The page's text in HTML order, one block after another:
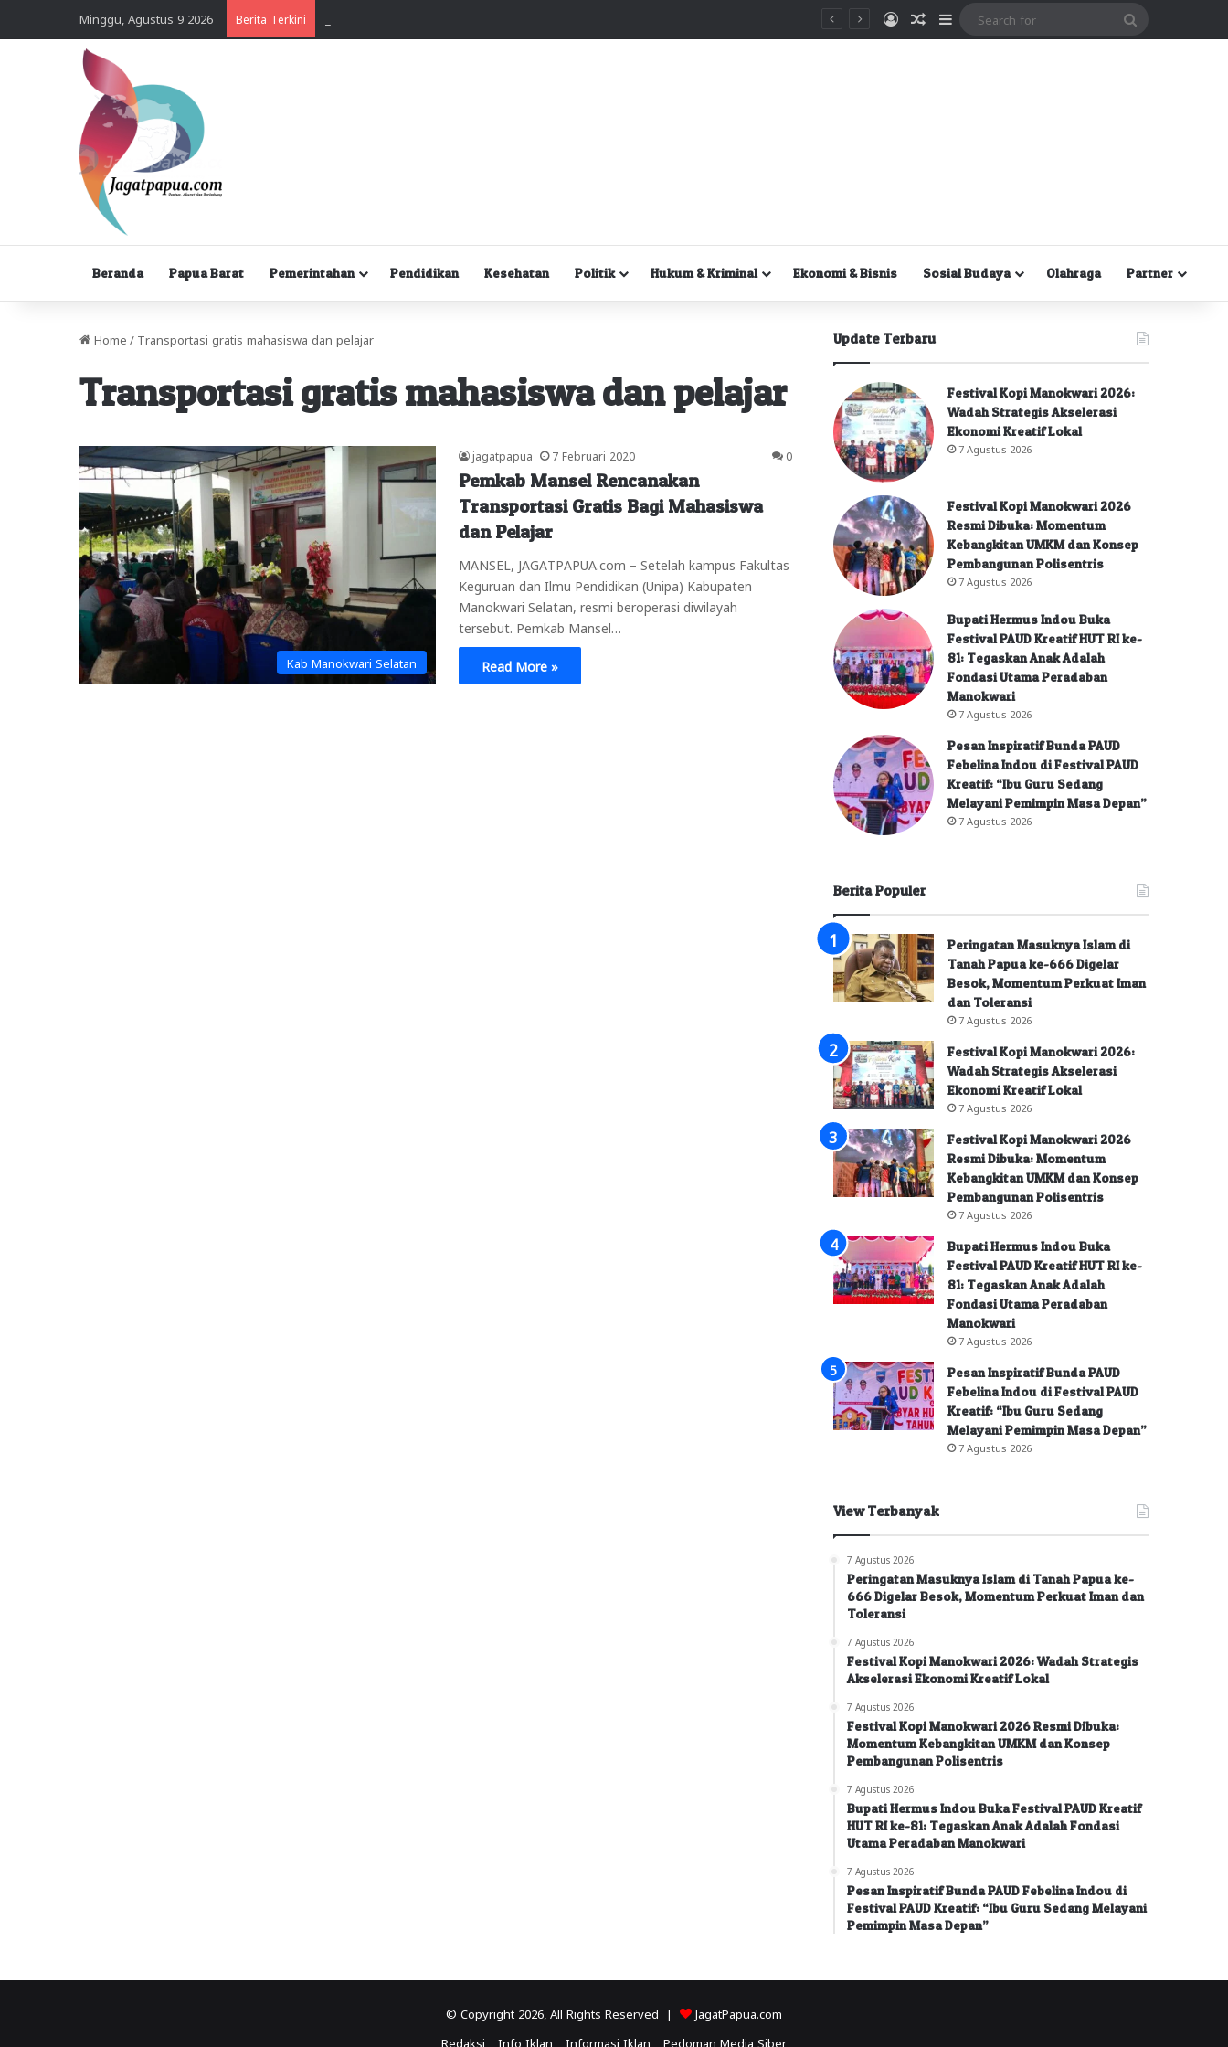
Minggu, Agustus 9 2026 Berita Terkini MasukRandom Article
Sidebar
Beranda Papua Barat Pemerintahan Pendidikan Kesehatan Politik Hukum & Kriminal Ekonomi & Bisnis Sosial Budaya Olahraga Partner
Home / Transportasi gratis mahasiswa dan pelajar
Transportasi gratis mahasiswa dan pelajar
Kab Manokwari Selatan
jagatpapua 7 Februari 2020 0
Pemkab Mansel Rencanakan
Transportasi Gratis Bagi Mahasiswa
dan Pelajar
MANSEL, JAGATPAPUA.com – Setelah kampus Fakultas
Keguruan dan Ilmu Pendidikan (Unipa) Kabupaten
Manokwari Selatan, resmi beroperasi diwilayah
tersebut. Pemkab Mansel…
Read More »
Update Terbaru
Festival Kopi Manokwari 2026:
Wadah Strategis Akselerasi
Ekonomi Kreatif Lokal
7 Agustus 2026
Festival Kopi Manokwari 2026
Resmi Dibuka: Momentum
Kebangkitan UMKM dan Konsep
Pembangunan Polisentris
7 Agustus 2026
Bupati Hermus Indou Buka
Festival PAUD Kreatif HUT RI ke-
81: Tegaskan Anak Adalah
Fondasi Utama Peradaban
Manokwari
7 Agustus 2026
Pesan Inspiratif Bunda PAUD
Febelina Indou di Festival PAUD
Kreatif: “Ibu Guru Sedang
Melayani Pemimpin Masa Depan”
7 Agustus 2026
Berita Populer
Peringatan Masuknya Islam di
Tanah Papua ke-666 Digelar
Besok, Momentum Perkuat Iman
dan Toleransi
7 Agustus 2026
Festival Kopi Manokwari 2026:
Wadah Strategis Akselerasi
Ekonomi Kreatif Lokal
7 Agustus 2026
Festival Kopi Manokwari 2026
Resmi Dibuka: Momentum
Kebangkitan UMKM dan Konsep
Pembangunan Polisentris
7 Agustus 2026
Bupati Hermus Indou Buka
Festival PAUD Kreatif HUT RI ke-
81: Tegaskan Anak Adalah
Fondasi Utama Peradaban
Manokwari
7 Agustus 2026
Pesan Inspiratif Bunda PAUD
Febelina Indou di Festival PAUD
Kreatif: “Ibu Guru Sedang
Melayani Pemimpin Masa Depan”
7 Agustus 2026
View Terbanyak
7 Agustus 2026
Peringatan Masuknya Islam di Tanah Papua ke-
666 Digelar Besok, Momentum Perkuat Iman dan
Toleransi
7 Agustus 2026
Festival Kopi Manokwari 2026: Wadah Strategis
Akselerasi Ekonomi Kreatif Lokal
7 Agustus 2026
Festival Kopi Manokwari 2026 Resmi Dibuka:
Momentum Kebangkitan UMKM dan Konsep
Pembangunan Polisentris
7 Agustus 2026
Bupati Hermus Indou Buka Festival PAUD Kreatif
HUT RI ke-81: Tegaskan Anak Adalah Fondasi
Utama Peradaban Manokwari
7 Agustus 2026
Pesan Inspiratif Bunda PAUD Febelina Indou di
Festival PAUD Kreatif: “Ibu Guru Sedang Melayani
Pemimpin Masa Depan”
© Copyright 2026, All Rights Reserved | JagatPapua.com
Redaksi Info Iklan Informasi Iklan Pedoman Media Siber